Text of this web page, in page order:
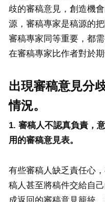
歧的審稿意見，創造機
源，審稿專家是稿源的
審稿專家同等重要，都
在審稿專家比作者對於
出現審稿意見分
情況。
1. 審稿人不認真負責，
用的審稿意見表。
有些審稿人缺乏責任心
稿人甚至將稿件交給自